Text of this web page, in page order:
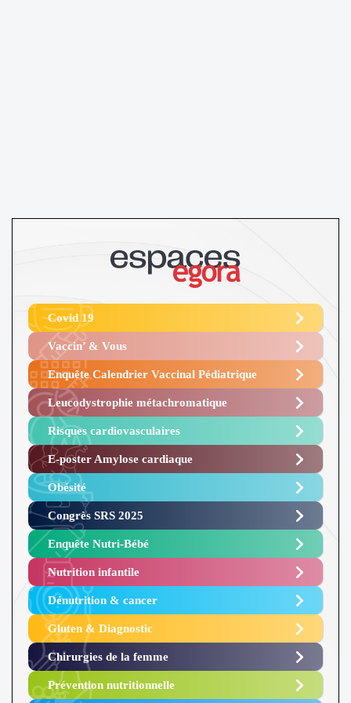
Covid 19
Vaccin’ & Vous
Enquête Calendrier Vaccinal Pédiatrique
Leucodystrophie métachromatique
Risques cardiovasculaires
E-poster Amylose cardiaque ​
Obésité ​
Congrès SRS 2025 ​
Enquête Nutri-Bébé ​
Nutrition infantile
Dénutrition & cancer
Gluten & Diagnostic
Chirurgies de la femme
Prévention nutritionnelle